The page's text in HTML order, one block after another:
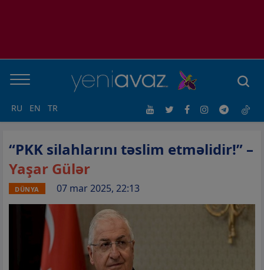
RU EN TR
“PKK silahlarını təslim etməlidir!” –
Yaşar Gülər
DÜNYA 07 mar 2025, 22:13